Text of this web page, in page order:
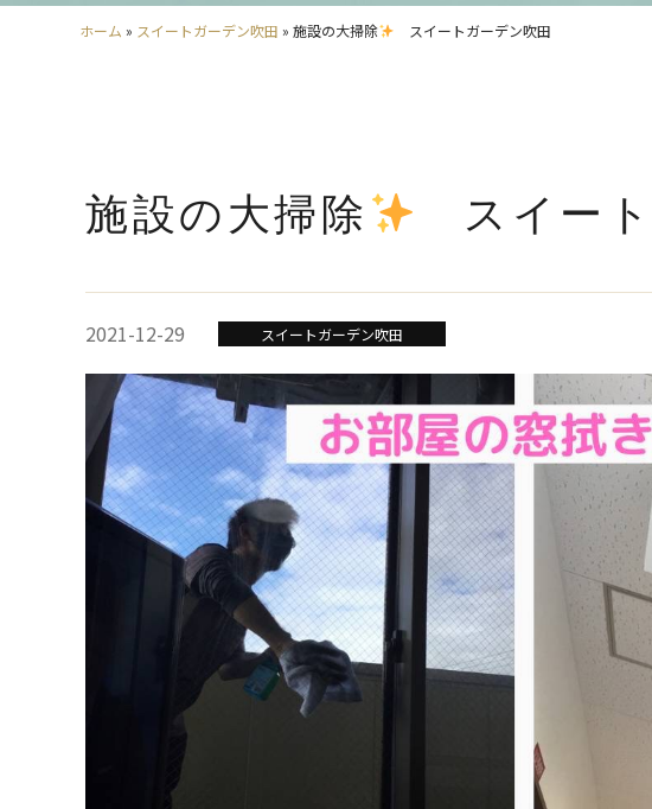
ホーム » スイートガーデン吹田 »施設の大掃除 スイートガーデン吹田
施設の大掃除 スイート
2021-12-29 スイートガーデン吹田